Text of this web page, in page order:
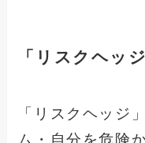
「リスクヘッ
「リスクヘッジ